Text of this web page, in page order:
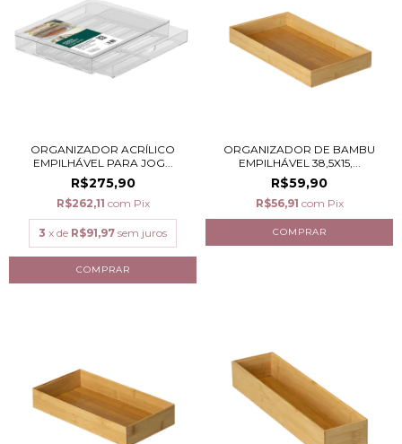
ORGANIZADOR ACRÍLICO
EMPILHÁVEL PARA JOG...
R$275,90
R$262,11 com Pix
3 x de R$91,97 sem juros
ORGANIZADOR DE BAMBU
EMPILHÁVEL 38,5X15,...
R$59,90
R$56,91 com Pix